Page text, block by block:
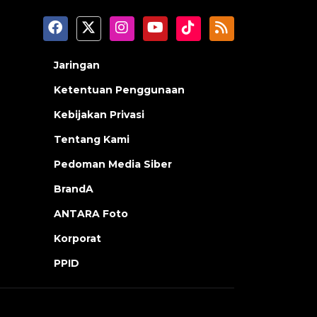
Jaringan
Ketentuan Penggunaan
Kebijakan Privasi
Tentang Kami
Pedoman Media Siber
BrandA
ANTARA Foto
Korporat
PPID